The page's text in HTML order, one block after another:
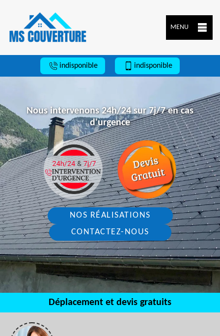
MENU
indisponible indisponible
Nous intervenons 24h/24 sur 7j/7 en cas
d'urgence
NOS RÉALISATIONS
CONTACTEZ-NOUS
Déplacement et devis gratuits